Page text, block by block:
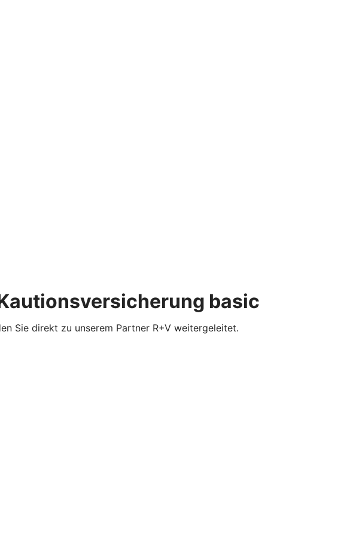
basic
Sie direkt zu unserem Partner R+V weitergeleitet.